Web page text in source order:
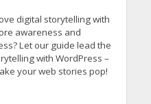
digital storytelling with
awareness and
Let our guide lead the
with WordPress –
your web stories pop!